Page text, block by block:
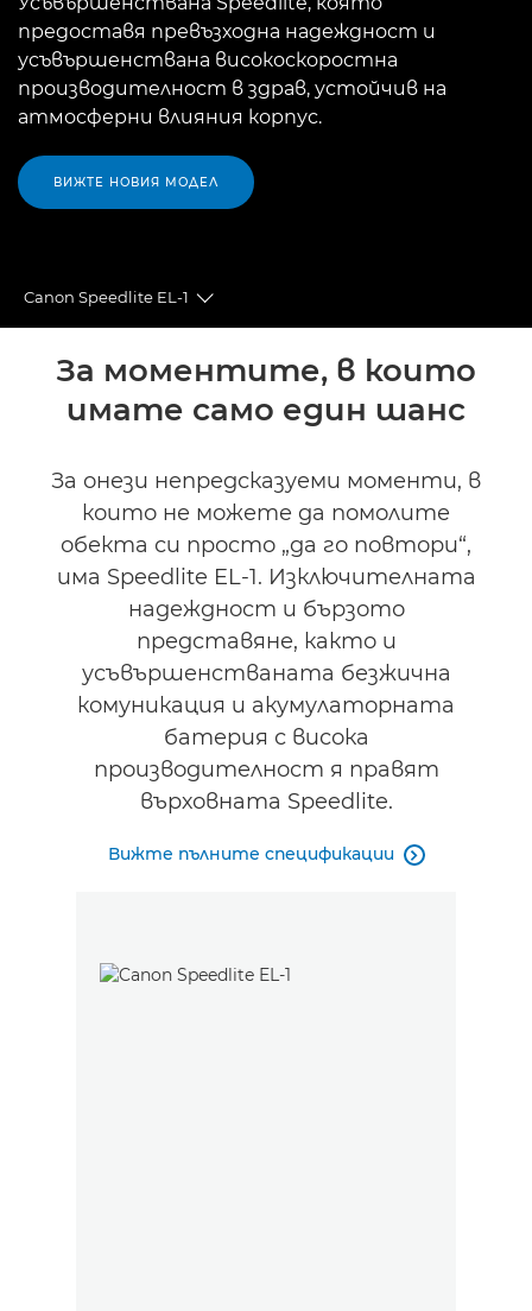
предоставя превъзходна надеждност и
усъвършенствана високоскоростна
производителност в здрав, устойчив на
атмосферни влияния корпус.
ВИЖТЕ НОВИЯ МОДЕЛ
Canon Speedlite EL-1
Toggle breadcrumbs
Преглед
Спецификации
Галерия
Аксесоари
За моментите, в които
имате само един шанс
За онези непредсказуеми моменти, в
които не можете да помолите
обекта си просто „да го повтори“,
има Speedlite EL-1. Изключителната
надеждност и бързото
представяне, както и
усъвършенстваната безжична
комуникация и акумулаторната
батерия с висока
производителност я правят
върховната Speedlite.
Вижте пълните спецификации 